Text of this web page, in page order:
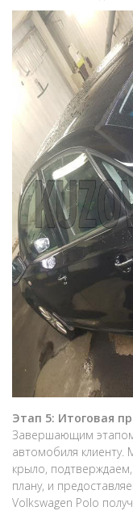
Этап 5: Итоговая
Завершающим этапом
автомобиля
крыло,
плану, и
Volkswagen Polo